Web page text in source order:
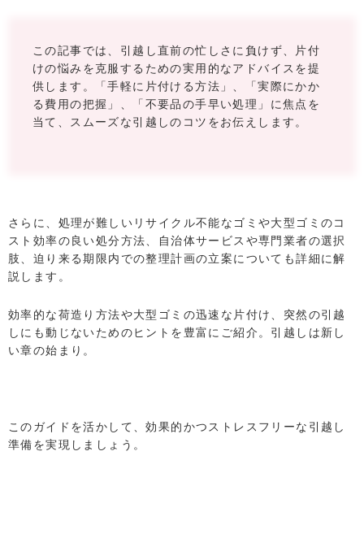
この記事では、引越し直前の忙しさに負けず、片付
けの悩みを克服するための実用的なアドバイスを提
供します。「手軽に片付ける方法」、「実際にかか
る費用の把握」、「不要品の手早い処理」に焦点を
当て、スムーズな引越しのコツをお伝えします。
さらに、処理が難しいリサイクル不能なゴミや大型ゴミのコ
スト効率の良い処分方法、自治体サービスや専門業者の選択
肢、迫り来る期限内での整理計画の立案についても詳細に解
説します。
効率的な荷造り方法や大型ゴミの迅速な片付け、突然の引越
しにも動じないためのヒントを豊富にご紹介。引越しは新し
い章の始まり。
このガイドを活かして、効果的かつストレスフリーな引越し
準備を実現しましょう。